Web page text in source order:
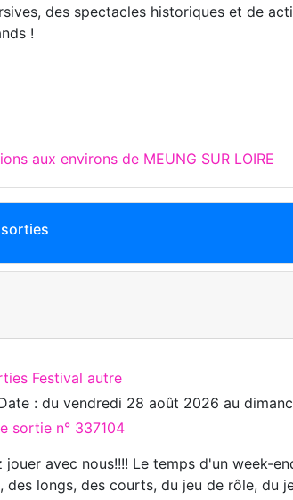
des spectacles historiques et de
!
aux environs de MEUNG SUR LOIRE
Festival autre
: duvendredi 28 août 2026 au
sortie n° 337104
jouer avec nous!!!! Le temps d'un week-
des longs, des courts, du jeu de rôle, du